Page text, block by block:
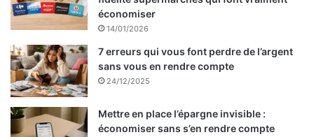
économiser
14/01/2026
7 erreurs qui vous font perdre de l’argent
sans vous en rendre compte
24/12/2025
Mettre en place l’épargne invisible :
économiser sans s’en rendre compte